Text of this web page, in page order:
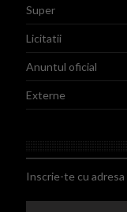
Super
Licitatii
Anuntul oficial
Externe
Inscrie-te cu